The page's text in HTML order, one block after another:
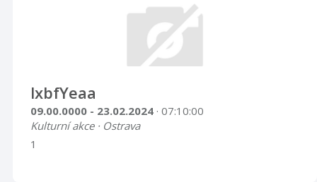
lxbfYeaa
09.00.0000 - 23.02.2024 · 07:10:00
Kulturní akce · Ostrava
1